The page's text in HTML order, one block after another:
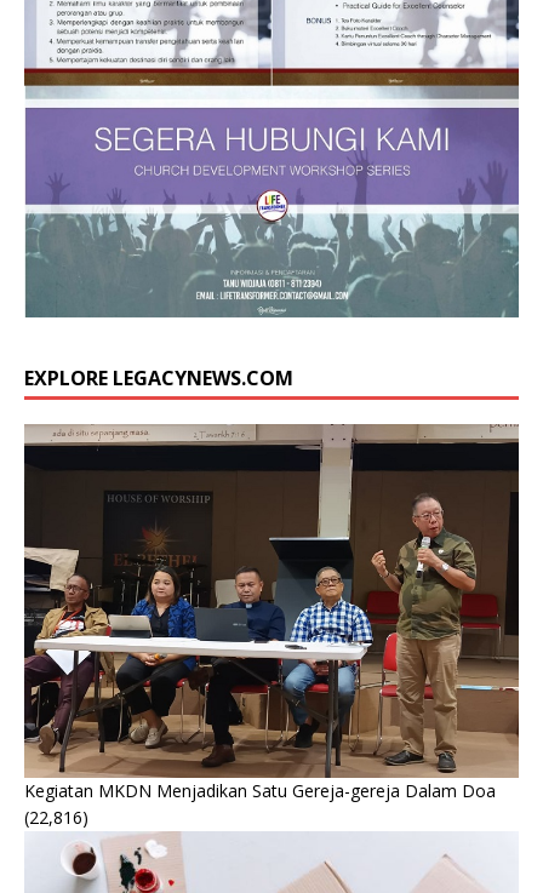
EXPLORE LEGACYNEWS.COM
Kegiatan MKDN Menjadikan Satu Gereja-gereja Dalam Doa
(22,816)